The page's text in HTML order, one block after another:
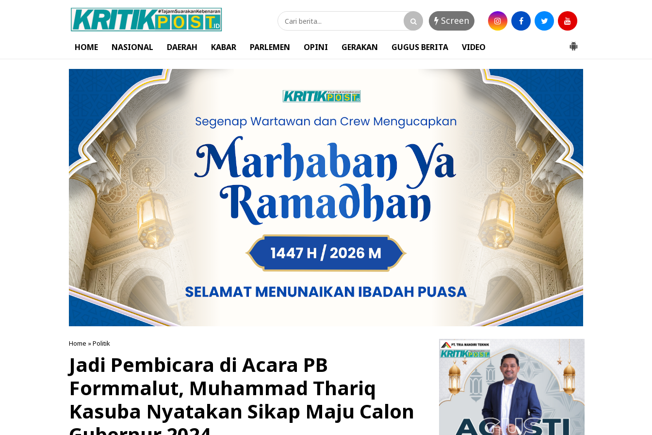
Screen
HOME NASIONAL DAERAH KABAR PARLEMEN OPINI GERAKAN GUGUS BERITA VIDEO
Home »Politik
Jadi Pembicara di Acara PB
Formmalut, Muhammad Thariq
Kasuba Nyatakan Sikap Maju Calon